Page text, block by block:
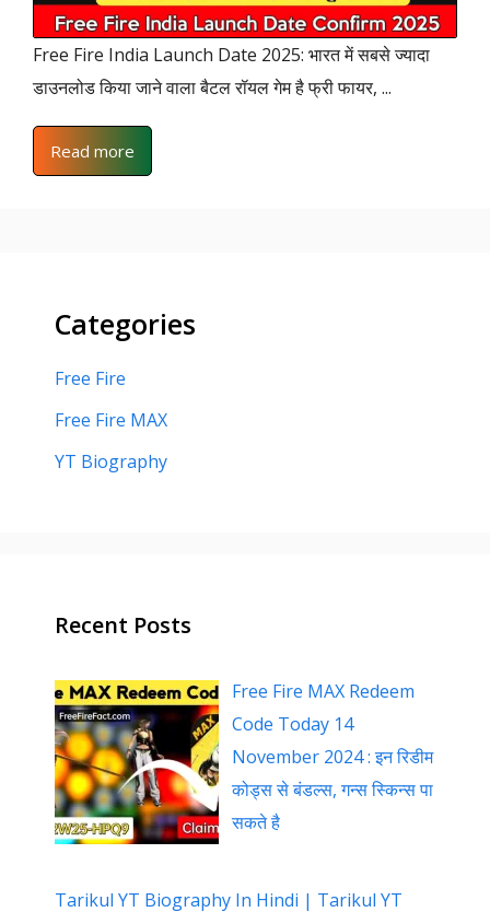
Free Fire India Launch Date 2025: भारत में सबसे ज्यादा
डाउनलोड किया जाने वाला बैटल रॉयल गेम है फ्री फायर, ...
Read more
Categories
Free Fire
Free Fire MAX
YT Biography
Recent Posts
Free Fire MAX Redeem
Code Today 14
November 2024 : इन रिडीम
कोड्स से बंडल्स, गन्स स्किन्स पा
सकते है
Tarikul YT Biography In Hindi | Tarikul YT